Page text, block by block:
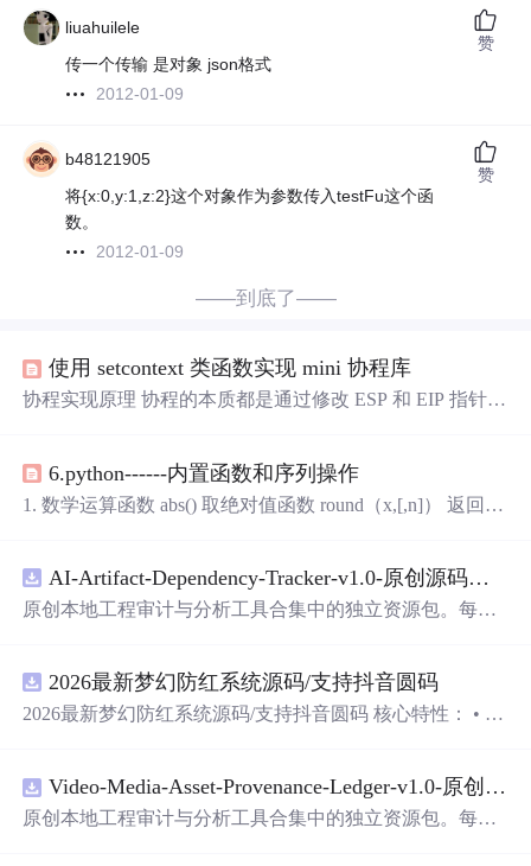
liuahuilele
传一个传输 是对象 json格式
2012-01-09
赞
b48121905
将{x:0,y:1,z:2}这个对象作为参数传入testFu这个函
数。
2012-01-09
赞
——到底了——
使用 setcontext 类函数实现 mini 协程库
协程实现原理 协程的本质都是通过修改 ESP 和 EIP 指针来
前指令需要的数据 EBP指向当前活动栈帧的基地址 指令寄
存器IP，指向当前需要运行的指令 实现协程的多种方法 利
6.python------内置函数和序列操作
1. 数学运算函数 abs() 取绝对值函数 round（x,[,n]） 返回浮
max(序列) 返回给定参数的最大值，参数可以是序列 min
(序列) 返回给定参数的最小值，参数可以是序列 sum(iterabl
AI-Artifact-Dependency-Tracker-v1.0-原创源码与文档.zip
原创本地工程审计与分析工具合集中的独立资源包。每个
README、运行说明、功能清单、MIT License及原创与授
权声明。解压后进入project目录，执行npm test验证算法，
目源码、Logo、官方截图、论文、生产日志或其他受限素
材。适合前端开发、AI应用工程、测试审计和课程实践。
2026最新梦幻防红系统源码/支持抖音圆码
2026最新梦幻防红系统源码/支持抖音圆码 核心特性： • 多
据统计，多维度分析报表 • 积分系统+邀请返利，运营利器
Video-Media-Asset-Provenance-Ledger-v1.0-原创源码与文档.zip
原创本地工程审计与分析工具合集中的独立资源包。每个